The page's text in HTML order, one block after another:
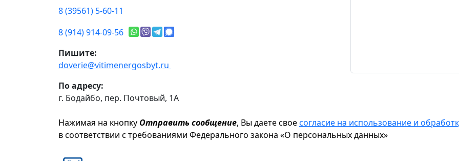
8 (39561) 5-60-11
8 (914) 914-09-56
Пишите:
doverie@vitimenergosbyt.ru
По адресу:
г. Бодайбо, пер. Почтовый, 1А
Нажимая на кнопку Отправить сообщение, Вы даете своесогласие на использование и
в соответствии с требованиями Федерального закона «О персональных данных»